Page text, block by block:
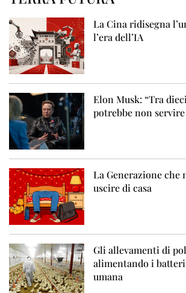
La Cina ridisegna
l’era dell’IA
Elon Musk: “Tra
potrebbe non servire
La Generazione che
uscire di casa
Gli allevamenti di
alimentando i
umana